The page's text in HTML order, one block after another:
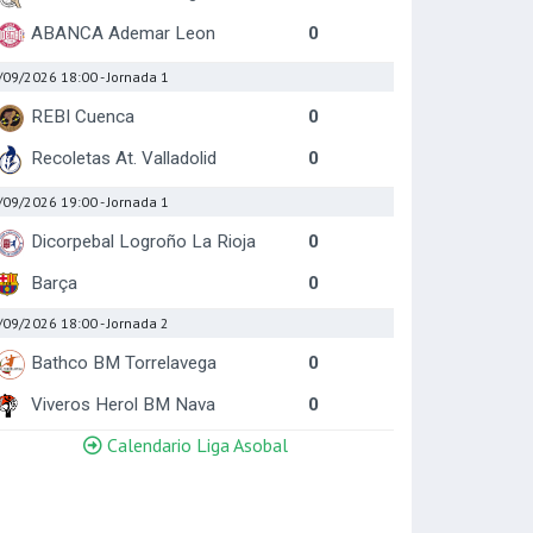
ABANCA Ademar Leon
0
2026 18:00- Jornada 1
REBI Cuenca
0
Recoletas At. Valladolid
0
2026 19:00- Jornada 1
Dicorpebal Logroño La Rioja
0
Barça
0
2026 18:00- Jornada 2
Bathco BM Torrelavega
0
Viveros Herol BM Nava
0
Calendario Liga Asobal